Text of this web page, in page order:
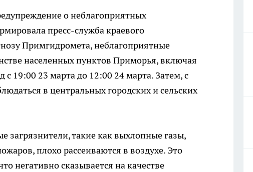
о неблагоприятных
пресс-служба краевого
Примгидромета, неблагоприятные
населенных пунктов Приморья, включая
19:00 23 марта до 12:00 24 марта. Затем, с
в центральных городских и сельских
загрязнители, такие как выхлопные газы,
плохо рассеиваются в воздухе. Это
негативно сказывается на качестве